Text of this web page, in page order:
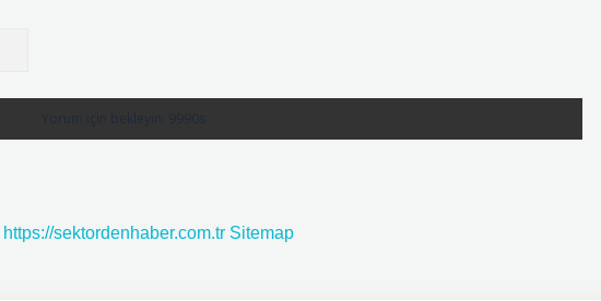
https://sektordenhaber.com.tr Sitemap